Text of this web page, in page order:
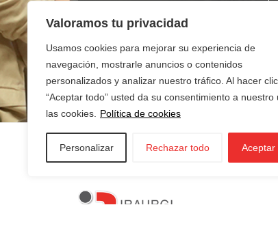
Valoramos tu privacidad
Usamos cookies para mejorar su experiencia de
navegación, mostrarle anuncios o contenidos
personalizados y analizar nuestro tráfico. Al hacer
“Aceptar todo” usted da su consentimiento a nuestro
las cookies.
Política de cookies
Personalizar Rechazar todo Aceptar
¿Buscas empleo?